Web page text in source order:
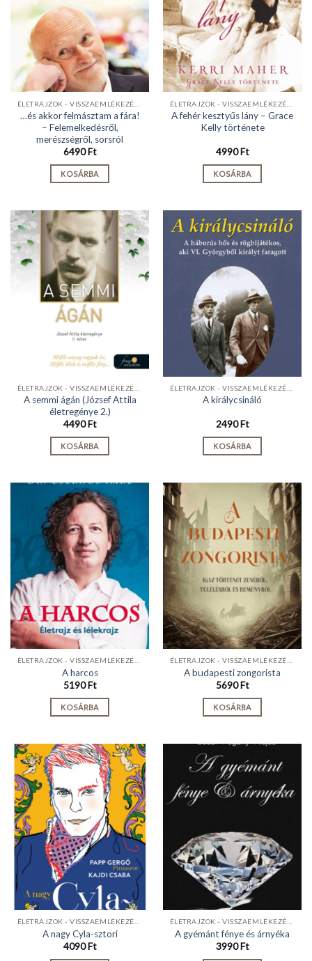
…és akkor felmásztam a fára!
– Felemelkedésről,
merészségről, sorsról
6490Ft
KOSÁRBA
A fehér kesztyűs lány – Grace
Kelly története
4990Ft
KOSÁRBA
A semmi ágán (József Attila
életregénye 2.)
4490Ft
KOSÁRBA
A királycsináló
2490Ft
KOSÁRBA
A harcos
5190Ft
KOSÁRBA
A budapesti zongorista
5690Ft
KOSÁRBA
A nagy Cyla-sztori
4090Ft
A gyémánt fénye és árnyéka
3990Ft